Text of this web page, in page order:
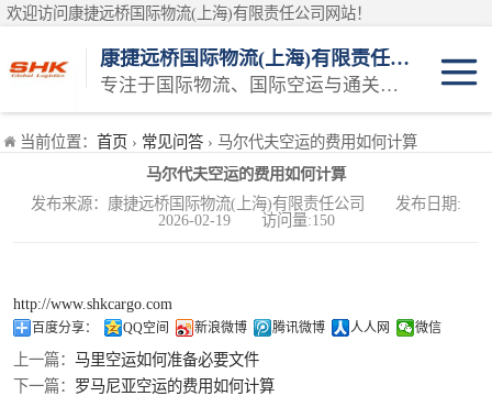
欢迎访问康捷远桥国际物流(上海)有限责任公司网站！
康捷远桥国际物流(上海)有限责任公司
专注于国际物流、国际空运与通关一体化一站式物流服务商
当前位置： 首页 › 常见问答 › 马尔代夫空运的费用如何计算
马尔代夫空运的费用如何计算
发布来源：康捷远桥国际物流(上海)有限责任公司 发布日期:
2026-02-19 访问量:150
http://www.shkcargo.com
百度分享： QQ空间 新浪微博 腾讯微博 人人网 微信
上一篇： 马里空运如何准备必要文件
下一篇： 罗马尼亚空运的费用如何计算
日本空运
韩国空运
印度空运
巴基斯坦空运